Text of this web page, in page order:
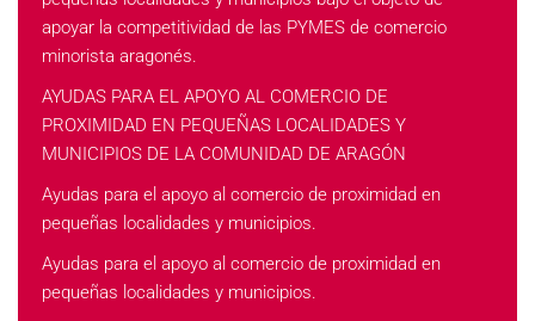
apoyar la competitividad de las PYMES de comercio
minorista aragonés.
AYUDAS PARA EL APOYO AL COMERCIO DE
PROXIMIDAD EN PEQUEÑAS LOCALIDADES Y
MUNICIPIOS DE LA COMUNIDAD DE ARAGÓN
Ayudas para el apoyo al comercio de proximidad en
pequeñas localidades y municipios.
Ayudas para el apoyo al comercio de proximidad en
pequeñas localidades y municipios.